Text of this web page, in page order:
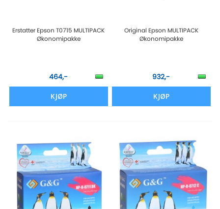
Erstatter Epson T0715 MULTIPACK
Økonomipakke
464,-
KJØP
Original Epson MULTIPACK
Økonomipakke
932,-
KJØP